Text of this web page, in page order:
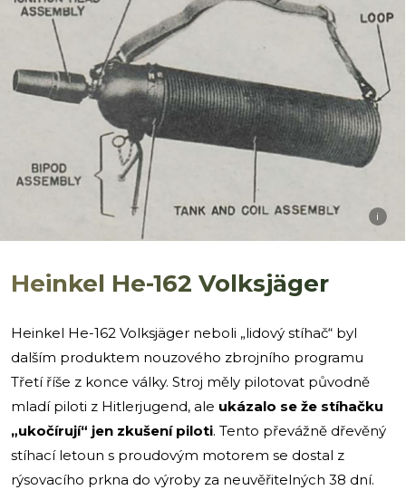
i
Heinkel He-162 Volksjäger
Heinkel He-162 Volksjäger neboli „lidový stíhač“ byl
dalším produktem nouzového zbrojního programu
Třetí říše z konce války. Stroj měly pilotovat původně
mladí piloti z Hitlerjugend, ale ukázalo se že stíhačku
„ukočírují“ jen zkušení piloti. Tento převážně dřevěný
stíhací letoun s proudovým motorem se dostal z
rýsovacího prkna do výroby za neuvěřitelných 38 dní.